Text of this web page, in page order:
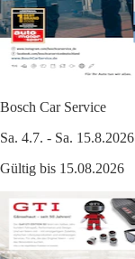
Bosch Car Service
Sa. 4.7. - Sa. 15.8.2026
Gültig bis 15.08.2026